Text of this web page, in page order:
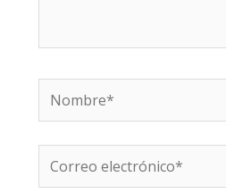
Nombre*
Correo
electrónico*